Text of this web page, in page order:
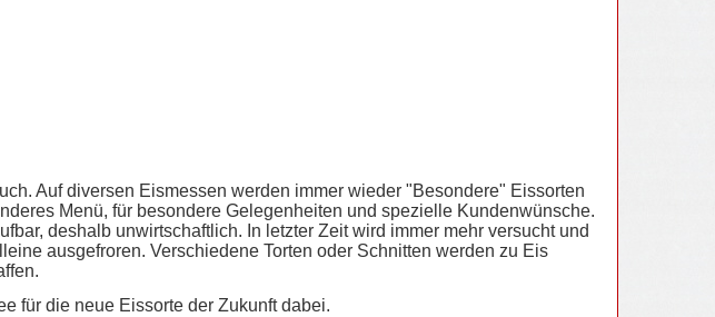
Auf diversen Eismessen werden immer wieder "Besondere" Eissorten
Menü, für besondere Gelegenheiten und spezielle Kundenwünsche.
deshalb unwirtschaftlich. In letzter Zeit wird immer mehr versucht und
ausgefroren. Verschiedene Torten oder Schnitten werden zu Eis
für die neue Eissorte der Zukunft dabei.